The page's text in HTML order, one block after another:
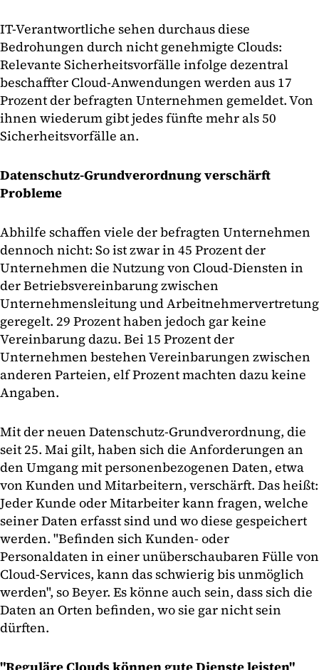
IT-Verantwortliche sehen durchaus diese
Bedrohungen durch nicht genehmigte Clouds:
Relevante Sicherheitsvorfälle infolge dezentral
beschaffter Cloud-Anwendungen werden aus 17
Prozent der befragten Unternehmen gemeldet. Von
ihnen wiederum gibt jedes fünfte mehr als 50
Sicherheitsvorfälle an.
Datenschutz-Grundverordnung verschärft
Probleme
Abhilfe schaffen viele der befragten Unternehmen
dennoch nicht: So ist zwar in 45 Prozent der
Unternehmen die Nutzung von Cloud-Diensten in
der Betriebsvereinbarung zwischen
Unternehmensleitung und Arbeitnehmervertretung
geregelt. 29 Prozent haben jedoch gar keine
Vereinbarung dazu. Bei 15 Prozent der
Unternehmen bestehen Vereinbarungen zwischen
anderen Parteien, elf Prozent machten dazu keine
Angaben.
Mit der neuen Datenschutz-Grundverordnung, die
seit 25. Mai gilt, haben sich die Anforderungen an
den Umgang mit personenbezogenen Daten, etwa
von Kunden und Mitarbeitern, verschärft. Das heißt:
Jeder Kunde oder Mitarbeiter kann fragen, welche
seiner Daten erfasst sind und wo diese gespeichert
werden. "Befinden sich Kunden- oder
Personaldaten in einer unüberschaubaren Fülle von
Cloud-Services, kann das schwierig bis unmöglich
werden", so Beyer. Es könne auch sein, dass sich die
Daten an Orten befinden, wo sie gar nicht sein
dürften.